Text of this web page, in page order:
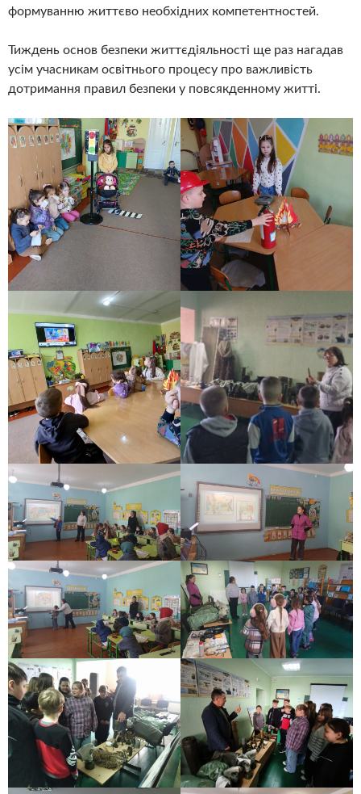
формуванню життєво необхідних компетентностей.
Тиждень основ безпеки життєдіяльності ще раз нагадав
усім учасникам освітнього процесу про важливість
дотримання правил безпеки у повсякденному житті.